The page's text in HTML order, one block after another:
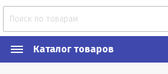
Каталог товаров